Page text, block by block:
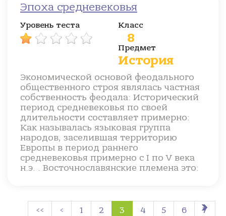
Эпоха средневековья
Уровень теста Класс
8
Предмет
История
Экономической основой феодального
общественного строя являлась частная
собственность феодала: Исторический
период средневековья по своей
длительности составляет примерно:
Как называлась языковая группа
народов, заселившая территорию
Европы в период раннего
средневековья примерно с I по V века
н.э. . Восточнославянские племена это:
<< < 1 2 3 4 5 6
7